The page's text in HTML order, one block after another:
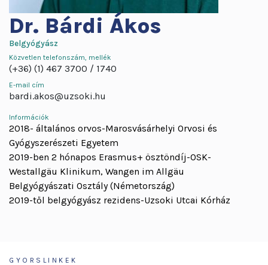
Dr. Bárdi Ákos
Belgyógyász
Közvetlen telefonszám, mellék
(+36) (1) 467 3700 1740
E-mail cím
bardi.akos@uzsoki.hu
Információk
2018- általános orvos-Marosvásárhelyi Orvosi és
Gyógyszerészeti Egyetem
2019-ben 2 hónapos Erasmus+ ösztöndíj-OSK-
Westallgäu Klinikum, Wangen im Allgäu
Belgyógyászati Osztály (Németország)
2019-től belgyógyász rezidens-Uzsoki Utcai Kórház
GYORSLINKEK